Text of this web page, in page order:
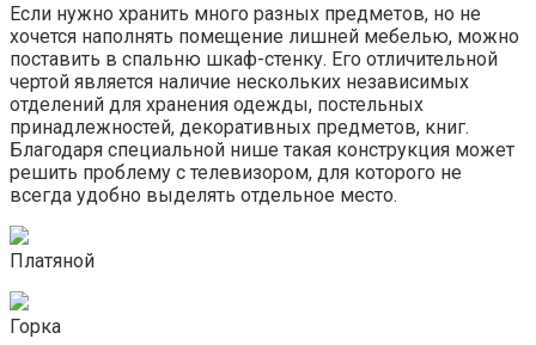
Если нужно хранить много разных предметов, но не
хочется наполнять помещение лишней мебелью, можно
поставить в спальню шкаф-стенку. Его отличительной
чертой является наличие нескольких независимых
отделений для хранения одежды, постельных
принадлежностей, декоративных предметов, книг.
Благодаря специальной нише такая конструкция может
решить проблему с телевизором, для которого не
всегда удобно выделять отдельное место.
Платяной
Горка